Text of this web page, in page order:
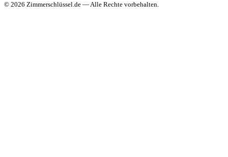
© 2026 Zimmerschlüssel.de — Alle Rechte vorbehalten.